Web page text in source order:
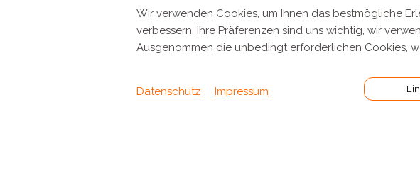
INFORMATIONEN
Verpackung & Versand
Wir verwenden Cookies, um Ihnen das bestmögliche
verbessern. Ihre Präferenzen sind uns wichtig, wir
Ausgenommen die unbedingt erforderlichen Cookies,
Datenschutz Impressum